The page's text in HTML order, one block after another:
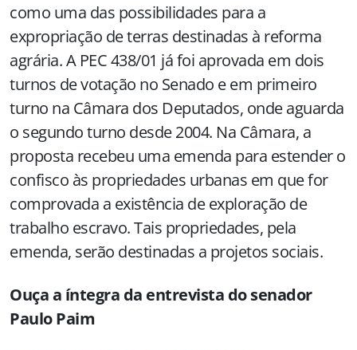
como uma das possibilidades para a
expropriação de terras destinadas à reforma
agrária. A PEC 438/01 já foi aprovada em dois
turnos de votação no Senado e em primeiro
turno na Câmara dos Deputados, onde aguarda
o segundo turno desde 2004. Na Câmara, a
proposta recebeu uma emenda para estender o
confisco às propriedades urbanas em que for
comprovada a existência de exploração de
trabalho escravo. Tais propriedades, pela
emenda, serão destinadas a projetos sociais.
Ouça a íntegra da entrevista do senador
Paulo Paim